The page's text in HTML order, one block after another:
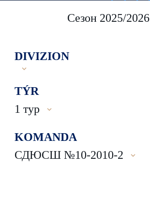
Сезон 2025/2026
DIVIZION
TÝR
1 тур
KOMANDA
СДЮСШ №10-2010-2